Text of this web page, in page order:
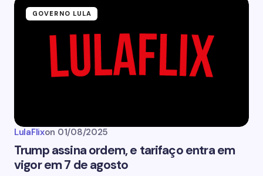
GOVERNO LULA
LulaFlixon 01/08/2025
Trump assina ordem, e tarifaço entra em
vigor em 7 de agosto